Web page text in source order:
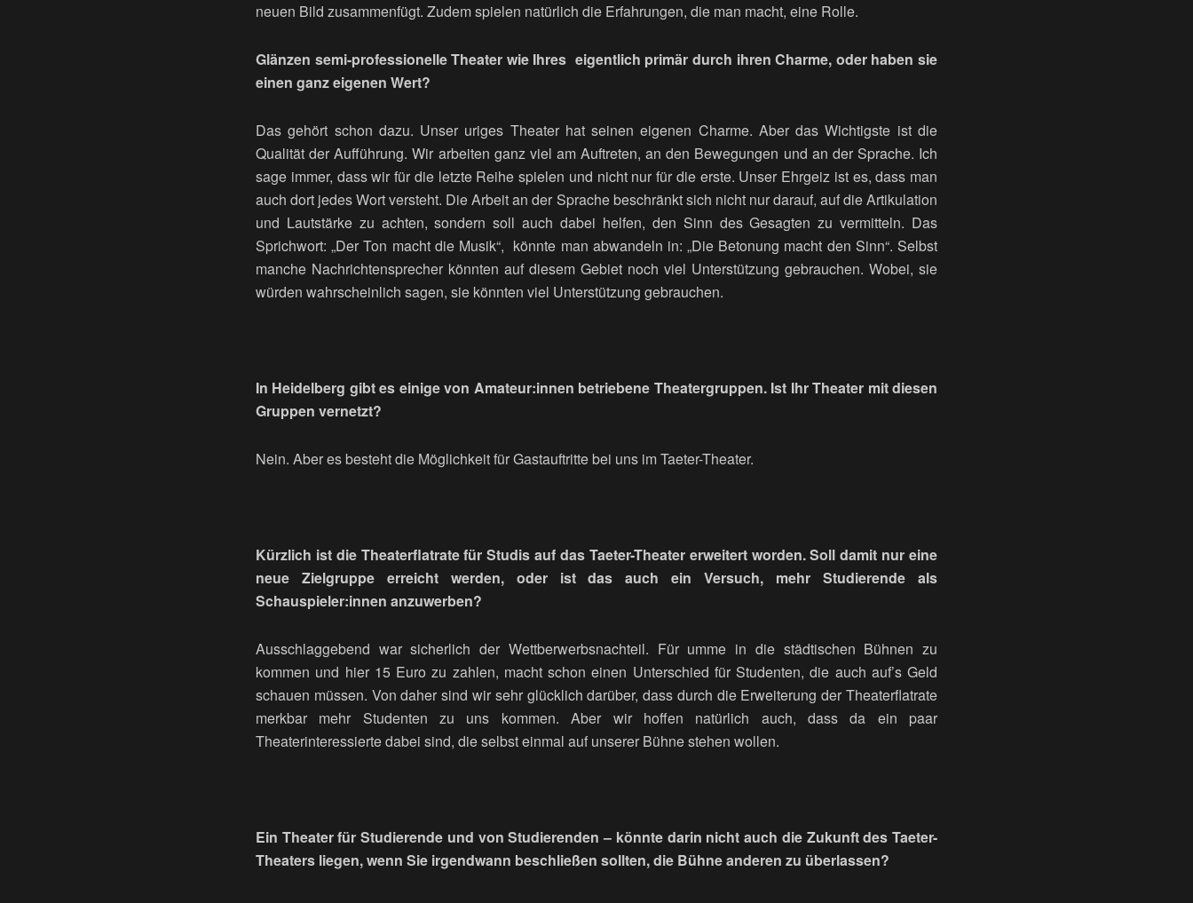
neuen Bild zusammenfügt. Zudem spielen natürlich die Erfahrungen, die man macht, eine Rolle.
Glänzen semi-professionelle Theater wie Ihres eigentlich primär durch ihren Charme, oder haben sie
einen ganz eigenen Wert?
Das gehört schon dazu. Unser uriges Theater hat seinen eigenen Charme. Aber das Wichtigste ist die
Qualität der Aufführung. Wir arbeiten ganz viel am Auftreten, an den Bewegungen und an der Sprache. Ich
sage immer, dass wir für die letzte Reihe spielen und nicht nur für die erste. Unser Ehrgeiz ist es, dass man
auch dort jedes Wort versteht. Die Arbeit an der Sprache beschränkt sich nicht nur darauf, auf die Artikulation
und Lautstärke zu achten, sondern soll auch dabei helfen, den Sinn des Gesagten zu vermitteln. Das
Sprichwort: „Der Ton macht die Musik“, könnte man abwandeln in: „Die Betonung macht den Sinn“. Selbst
manche Nachrichtensprecher könnten auf diesem Gebiet noch viel Unterstützung gebrauchen. Wobei, sie
würden wahrscheinlich sagen, sie könnten viel Unterstützung gebrauchen.
In Heidelberg gibt es einige von Amateur:innen betriebene Theatergruppen. Ist Ihr Theater mit diesen
Gruppen vernetzt?
Nein. Aber es besteht die Möglichkeit für Gastauftritte bei uns im Taeter-Theater.
Kürzlich ist die Theaterflatrate für Studis auf das Taeter-Theater erweitert worden. Soll damit nur eine
neue Zielgruppe erreicht werden, oder ist das auch ein Versuch, mehr Studierende als
Schauspieler:innen anzuwerben?
Ausschlaggebend war sicherlich der Wettberwerbsnachteil. Für umme in die städtischen Bühnen zu
kommen und hier 15 Euro zu zahlen, macht schon einen Unterschied für Studenten, die auch auf’s Geld
schauen müssen. Von daher sind wir sehr glücklich darüber, dass durch die Erweiterung der Theaterflatrate
merkbar mehr Studenten zu uns kommen. Aber wir hoffen natürlich auch, dass da ein paar
Theaterinteressierte dabei sind, die selbst einmal auf unserer Bühne stehen wollen.
Ein Theater für Studierende und von Studierenden – könnte darin nicht auch die Zukunft des Taeter-
Theaters liegen, wenn Sie irgendwann beschließen sollten, die Bühne anderen zu überlassen?